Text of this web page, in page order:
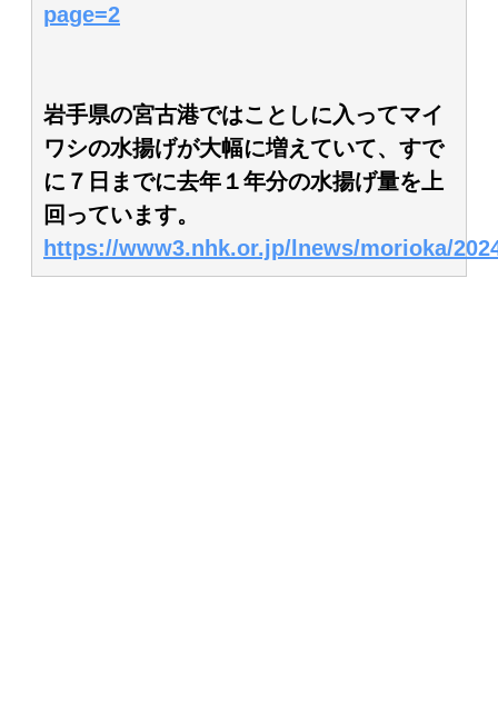
page=2
岩手県の宮古港ではことしに入ってマイ
ワシの水揚げが大幅に増えていて、すで
に７日までに去年１年分の水揚げ量を上
回っています。
https://www3.nhk.or.jp/lnews/morioka/